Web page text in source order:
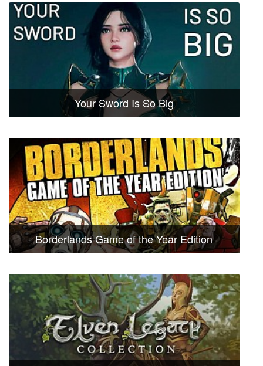
Your Sword Is So Big
Borderlands Game of the Year Edition